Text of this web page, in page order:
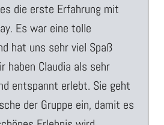
die erste Erfahrung mit
Es war eine tolle
hat uns sehr viel Spaß
haben Claudia als sehr
entspannt erlebt. Sie geht
der Gruppe ein, damit es